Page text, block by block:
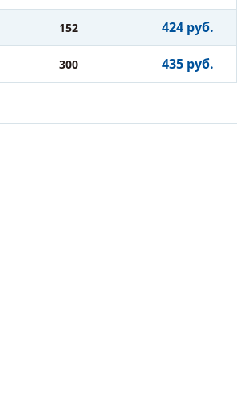
152 424 руб.
300 435 руб.